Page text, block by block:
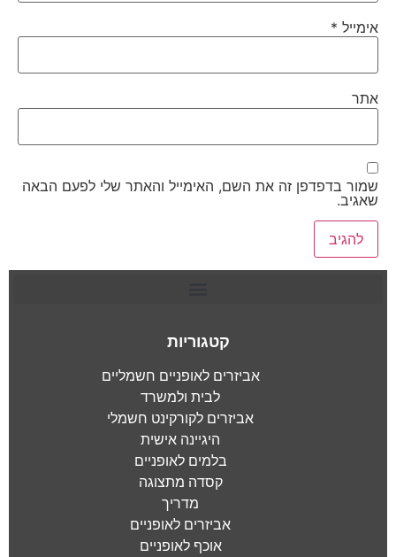
אימייל *
אתר
שמור בדפדפן זה את השם, האימייל והאתר שלי לפעם הבאה
שאגיב.
קטגוריות
אביזרים לאופניים חשמליים
לבית ולמשרד
אביזרים לקורקינט חשמלי
היגיינה אישית
בלמים לאופניים
קסדה מתצוגה
מדריך
אביזרים לאופניים
אוכף לאופניים